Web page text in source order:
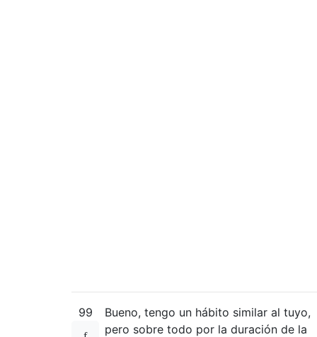
99
Bueno, tengo un hábito similar al tuyo,
pero sobre todo por la duración de la